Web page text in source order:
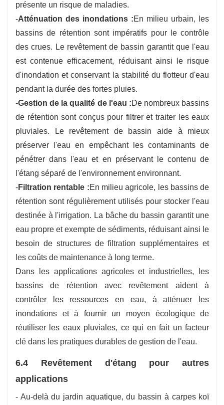
présente un risque de maladies.
-Atténuation des inondations :En milieu urbain, les
bassins de rétention sont impératifs pour le contrôle
des crues. Le revêtement de bassin garantit que l'eau
est contenue efficacement, réduisant ainsi le risque
d'inondation et conservant la stabilité du flotteur d'eau
pendant la durée des fortes pluies.
-Gestion de la qualité de l'eau :De nombreux bassins
de rétention sont conçus pour filtrer et traiter les eaux
pluviales. Le revêtement de bassin aide à mieux
préserver l'eau en empêchant les contaminants de
pénétrer dans l'eau et en préservant le contenu de
l'étang séparé de l'environnement environnant.
-Filtration rentable :En milieu agricole, les bassins de
rétention sont régulièrement utilisés pour stocker l'eau
destinée à l'irrigation. La bâche du bassin garantit une
eau propre et exempte de sédiments, réduisant ainsi le
besoin de structures de filtration supplémentaires et
les coûts de maintenance à long terme.
Dans les applications agricoles et industrielles, les
bassins de rétention avec revêtement aident à
contrôler les ressources en eau, à atténuer les
inondations et à fournir un moyen écologique de
réutiliser les eaux pluviales, ce qui en fait un facteur
clé dans les pratiques durables de gestion de l'eau.
6.4 Revêtement d'étang pour autres
applications
- Au-delà du jardin aquatique, du bassin à carpes koï